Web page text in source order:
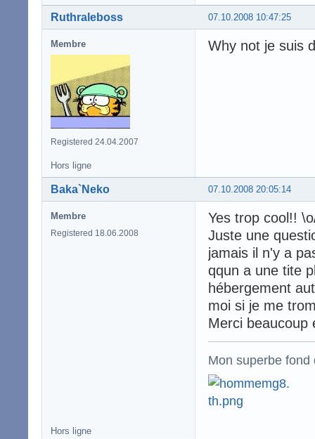
07.10.2008 10:47:25
Ruthraleboss
Membre
Registered 24.04.2007
Why not je suis
Hors ligne
07.10.2008 20:05:14
Baka`Neko
Membre
Registered 18.06.2008
Yes trop cool!!
Juste une
jamais il n'y a
qqun a une tite
hébergement
moi si je me
Merci beaucoup
Mon superbe fond
Hors ligne